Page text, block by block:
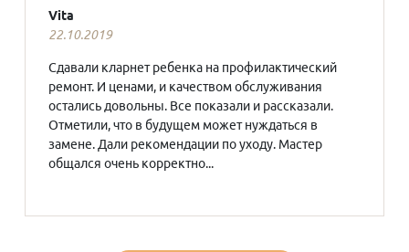
Vita
22.10.2019
Сдавали кларнет ребенка на профилактический
ремонт. И ценами, и качеством обслуживания
остались довольны. Все показали и рассказали.
Отметили, что в будущем может нуждаться в
замене. Дали рекомендации по уходу. Мастер
общался очень корректно...